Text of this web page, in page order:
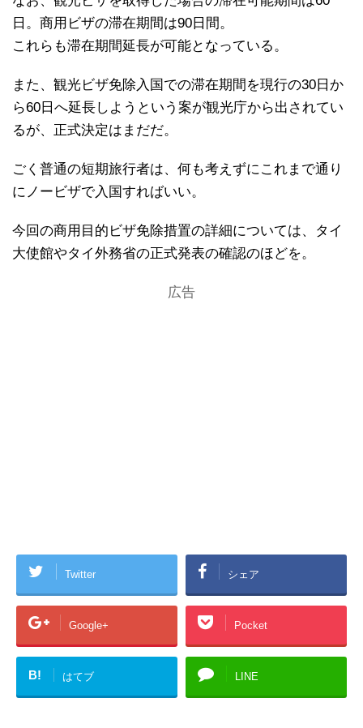
日。商用ビザの滞在期間は90日間。
これらも滞在期間延長が可能となっている。
また、観光ビザ免除入国での滞在期間を現行の30日か
ら60日へ延長しようという案が観光庁から出されてい
るが、正式決定はまだだ。
ごく普通の短期旅行者は、何も考えずにこれまで通り
にノービザで入国すればいい。
今回の商用目的ビザ免除措置の詳細については、タイ
大使館やタイ外務省の正式発表の確認のほどを。
広告
Twitter シェア
Google+ Pocket
B! はてブ LINE